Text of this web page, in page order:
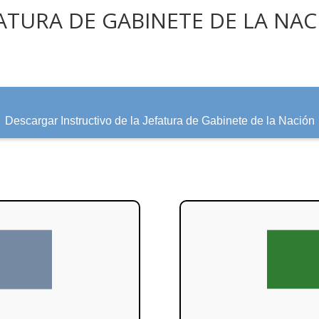
DE GABINETE DE LA
Descargar Instructivo de la Jefatura de Gabinete de la Nación